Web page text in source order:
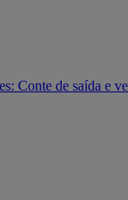
Conte de saída e